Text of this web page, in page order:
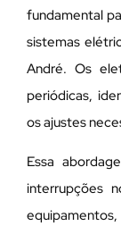
fundamental
sistemas
André. Os
periódicas,
os ajustes
Essa
interrupções